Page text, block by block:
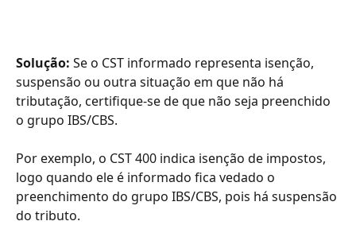
Solução: Se o CST informado representa isenção,
suspensão ou outra situação em que não há
tributação, certifique-se de que não seja preenchido
o grupo IBS/CBS.
Por exemplo, o CST 400 indica isenção de impostos,
logo quando ele é informado fica vedado o
preenchimento do grupo IBS/CBS, pois há suspensão
do tributo.